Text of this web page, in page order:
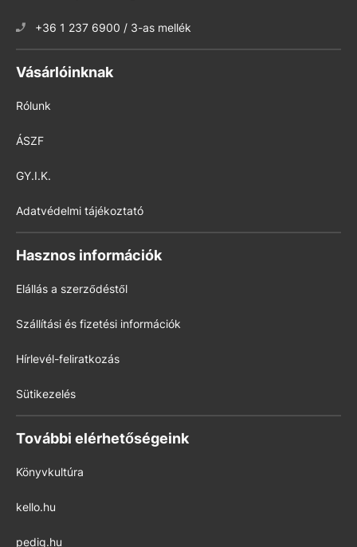
+36 1 237 6900 / 3-as mellék
Vásárlóinknak
Rólunk
ÁSZF
GY.I.K.
Adatvédelmi tájékoztató
Hasznos információk
Elállás a szerződéstől
Szállítási és fizetési információk
Hírlevél-feliratkozás
Sütikezelés
További elérhetőségeink
Könyvkultúra
kello.hu
pedig.hu